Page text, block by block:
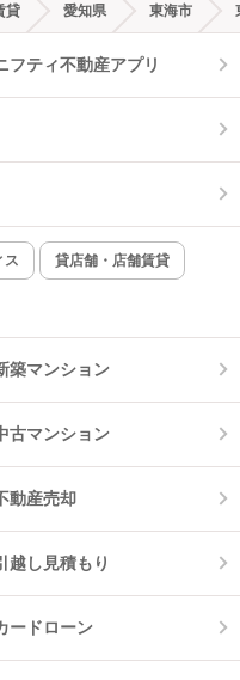
貸 愛知県 東海市
フティ不動産アプリ
ス 貸店舗・店舗賃貸
築マンション
古マンション
動産売却
越し見積もり
ードローン